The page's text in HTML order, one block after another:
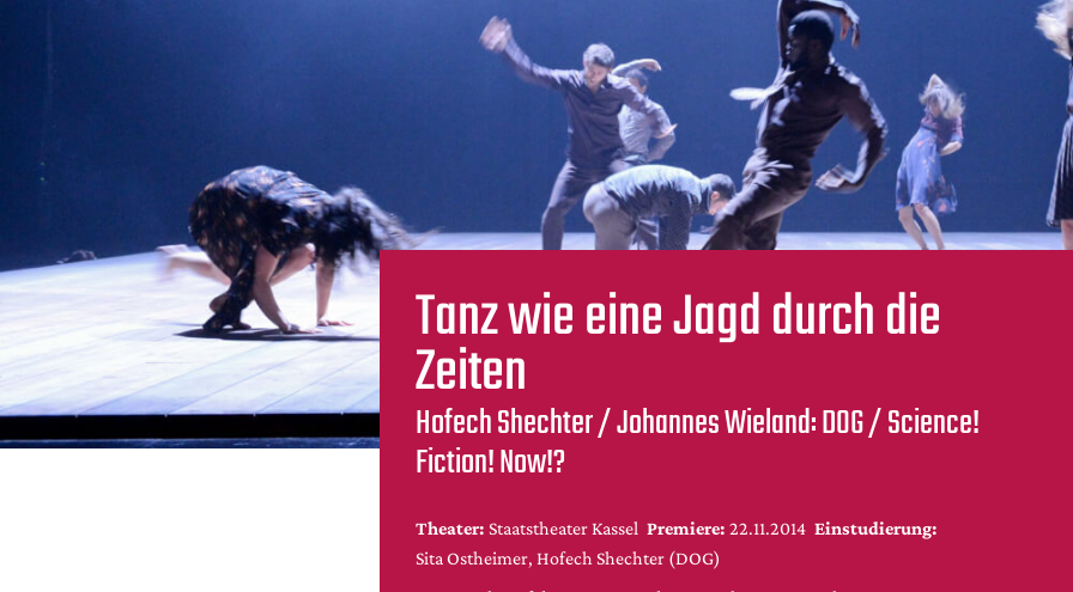
Tanz wie eine Jagd durch die
Zeiten
Hofech Shechter / Johannes Wieland: DOG / Science!
Fiction! Now!?
Theater: Staatstheater Kassel Premiere: 22.11.2014 Einstudierung:
Sita Ostheimer, Hofech Shechter (DOG)